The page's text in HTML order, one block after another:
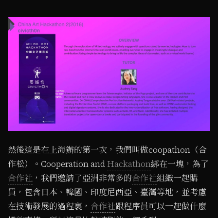
然後這是在上海辦的第一次，我們叫做coopathon（合
作松）。Cooperation and Hackathon綁在一塊，為了
合作社 ，我們邀請了亞洲非常多的合作社組織一起購
買，包含日本、韓國、印度尼西亞、臺灣等地，並考慮
在技術發展的過程裏， 合作社跟程序員可以一起做什麼